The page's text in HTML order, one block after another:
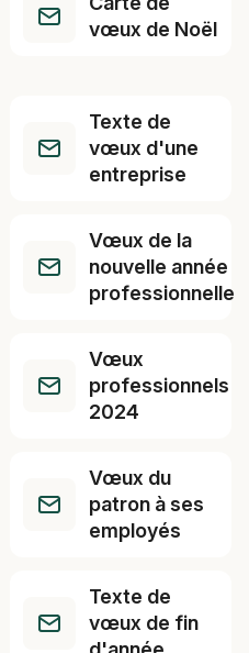
vœux de Noël
Texte de
vœux d'une
entreprise
Vœux de la
nouvelle année
professionnelle
Vœux
professionnels
2024
Vœux du
patron à ses
employés
Texte de
vœux de fin